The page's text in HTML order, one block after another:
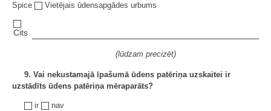
Spice
Vietējais ūdensapgādes urbums
Cits
(lūdzam precizēt)
9. Vai nekustamajā īpašumā ūdens patēriņa uzskaitei ir
uzstādīts ūdens patēriņa mēraparāts?
ir nav